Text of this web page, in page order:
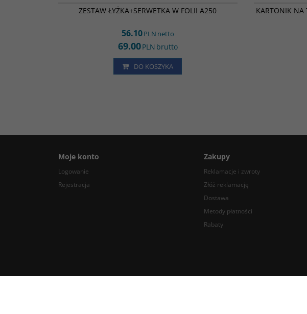
ZESTAW ŁYŻKA+SERWETKA W FOLII A250
56.10PLN netto
69.00PLN brutto
DO KOSZYKA
KARTONIK NA
Moje konto
Logowanie
Rejestracja
Zakupy
Reklamacje i zwroty
Złóż reklamację
Dostawa
Metody płatności
Rabaty